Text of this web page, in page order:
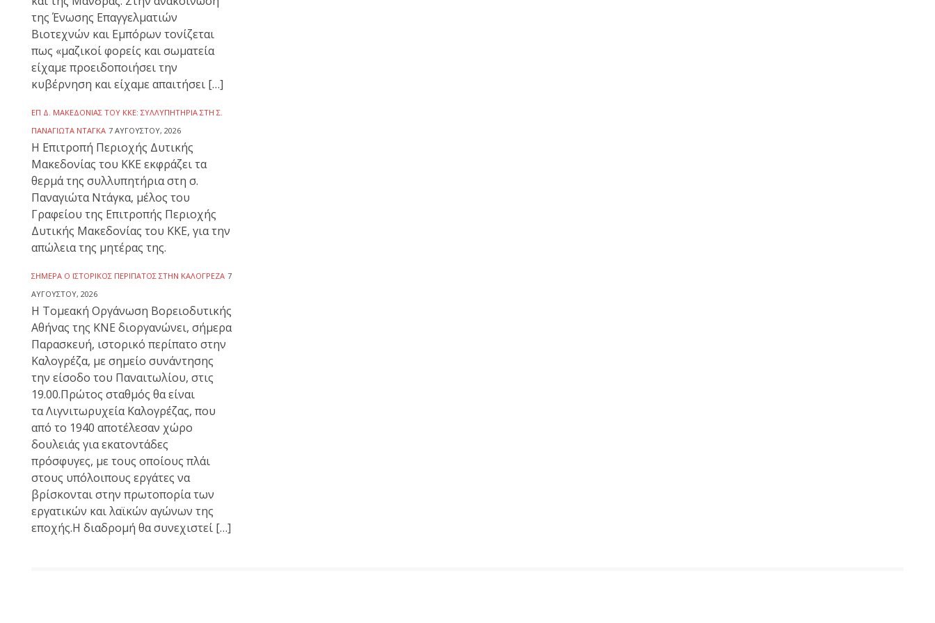
της Ένωσης Επαγγελματιών
Βιοτεχνών και Εμπόρων τονίζεται
πως «μαζικοί φορείς και σωματεία
είχαμε προειδοποιήσει την
κυβέρνηση και είχαμε απαιτήσει […]
ΕΠ Δ. ΜΑΚΕΔΟΝΊΑΣ ΤΟΥ ΚΚΕ: ΣΥΛΛΥΠΗΤΉΡΙΑ ΣΤΗ Σ.
ΠΑΝΑΓΙΏΤΑ ΝΤΆΓΚΑ 7 ΑΥΓΟΎΣΤΟΥ, 2026
Η Επιτροπή Περιοχής Δυτικής
Μακεδονίας του ΚΚΕ εκφράζει τα
θερμά της συλλυπητήρια στη σ.
Παναγιώτα Ντάγκα, μέλος του
Γραφείου της Επιτροπής Περιοχής
Δυτικής Μακεδονίας του ΚΚΕ, για την
απώλεια της μητέρας της.
ΣΉΜΕΡΑ Ο ΙΣΤΟΡΙΚΌΣ ΠΕΡΊΠΑΤΟΣ ΣΤΗΝ ΚΑΛΟΓΡΈΖΑ 7
ΑΥΓΟΎΣΤΟΥ, 2026
Η Τομεακή Οργάνωση Βορειοδυτικής
Αθήνας της ΚΝΕ διοργανώνει, σήμερα
Παρασκευή, ιστορικό περίπατο στην
Καλογρέζα, με σημείο συνάντησης
την είσοδο του Παναιτωλίου, στις
19.00.Πρώτος σταθμός θα είναι
τα Λιγνιτωρυχεία Καλογρέζας, που
από το 1940 αποτέλεσαν χώρο
δουλειάς για εκατοντάδες
πρόσφυγες, με τους οποίους πλάι
στους υπόλοιπους εργάτες να
βρίσκονται στην πρωτοπορία των
εργατικών και λαϊκών αγώνων της
εποχής.Η διαδρομή θα συνεχιστεί […]